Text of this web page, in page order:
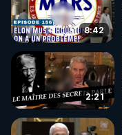
8:42
2:21